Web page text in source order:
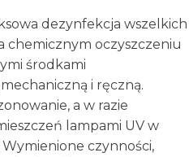
dezynfekcja wszelkich
chemicznym oczyszczeniu
środkami
i ręczną.
a w razie
lampami UV w
czynności,